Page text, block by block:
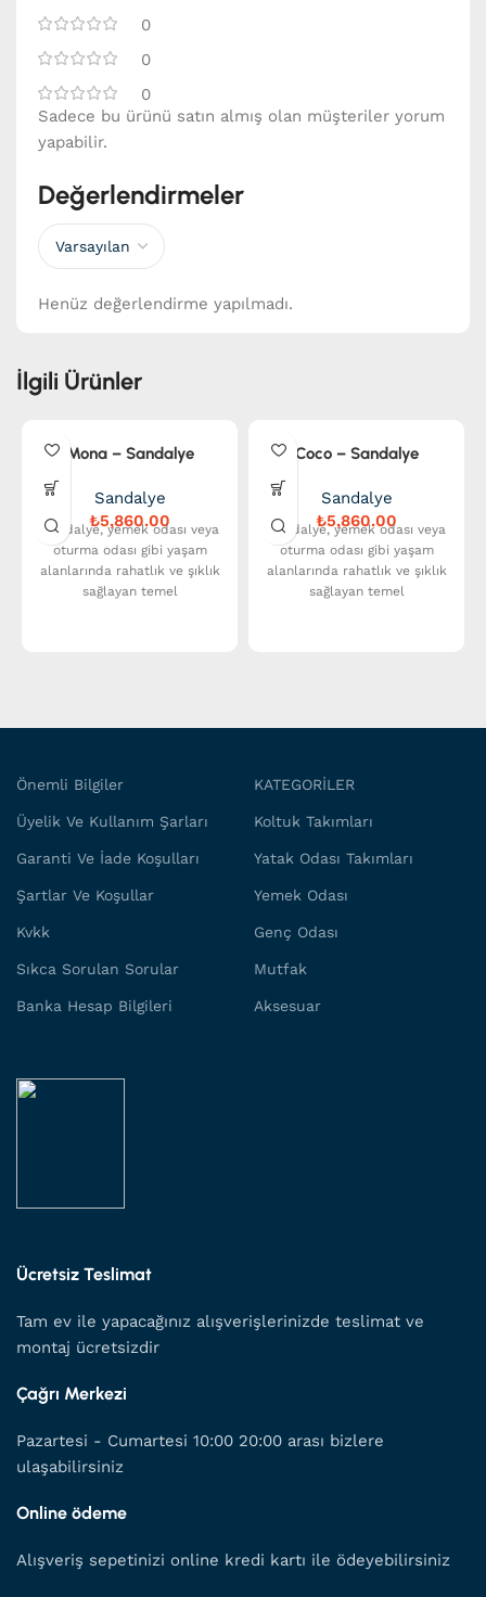
0
0
0
Değerlendirmeler
Henüz değerlendirme yapılmadı.
Sadece bu ürünü satın almış olan müşteriler yorum
yapabilir.
İlgili Ürünler
Mona – Sandalye
Sandalye
₺
Sandalye, yemek odası veya
oturma odası gibi yaşam
alanlarında rahatlık ve şıklık
sağlayan temel
sunar. Modern, klasik,
minimalist veya vintage tarzda
birçok farklı seçenek
masası ile uyumlu olarak
dekoratif amaçlarla da
alanlarında hem estetik hem
Sandalyeler, evdeki farklı
Coco – Sandalye
Sandalye
₺
Sandalye, yemek odası veya
oturma odası gibi yaşam
alanlarında rahatlık ve şıklık
sağlayan temel
sunar. Modern, klasik,
birçok farklı seçenek
masası ile uyumlu olarak
dekoratif amaçlarla da
birleştirerek, yaşam
alanlarında hem estetik hem
Sandalyeler, evdeki farklı
Önemli Bilgiler
Üyelik Ve Kullanım Şarları
Garanti Ve İade Koşulları
Şartlar Ve Koşullar
Kvkk
Sıkca Sorulan Sorular
Banka Hesap Bilgileri
KATEGORİLER
Koltuk Takımları
Yatak Odası Takımları
Yemek Odası
Genç Odası
Mutfak
Aksesuar
Ücretsiz Teslimat
Tam ev ile yapacağınız alışverişlerinizde teslimat ve
montaj ücretsizdir
Çağrı Merkezi
Pazartesi - Cumartesi 10:00 20:00 arası bizlere
ulaşabilirsiniz
Online ödeme
Alışveriş sepetinizi online kredi kartı ile ödeyebilirsiniz